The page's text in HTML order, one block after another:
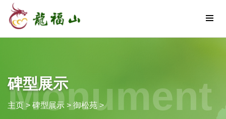
Monument
碑型展示
主页> 碑型展示 > 御松苑>